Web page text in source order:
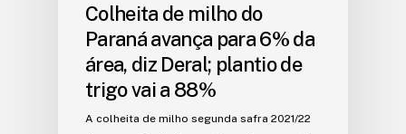
Colheita de milho do
Paraná avança para 6% da
área, diz Deral; plantio de
trigo vai a 88%
A colheita de milho segunda safra 2021/22